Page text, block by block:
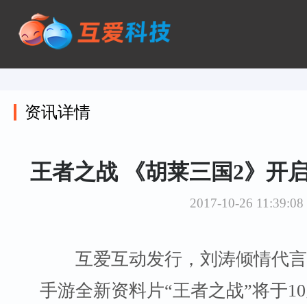
资讯详情
王者之战 《胡莱三国2》开
2017-10-26 11:39:08
互爱互动发行，刘涛倾情代言
手游全新资料片“王者之战”将于